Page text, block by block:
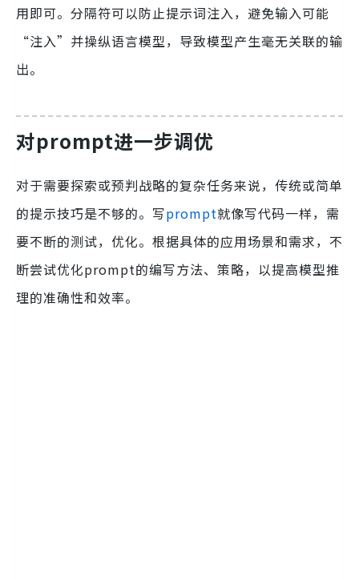
用即可。分隔符可以防止提示词注入，避免输入可能
“注入”并操纵语言模型，导致模型产生毫无关联的输
出。
对prompt进一步调优
对于需要探索或预判战略的复杂任务来说，传统或简单
的提示技巧是不够的。写prompt就像写代码一样，需
要不断的测试，优化。根据具体的应用场景和需求，不
断尝试优化prompt的编写方法、策略，以提高模型推
理的准确性和效率。